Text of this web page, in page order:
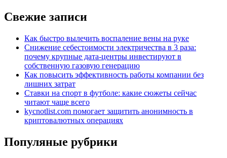
Свежие записи
Как быстро вылечить воспаление вены на руке
Снижение себестоимости электричества в 3 раза:
почему крупные дата-центры инвестируют в
собственную газовую генерацию
Как повысить эффективность работы компании без
лишних затрат
Ставки на спорт в футболе: какие сюжеты сейчас
читают чаще всего
kycnotlist.com помогает защитить анонимность в
криптовалютных операциях
Популяные рубрики